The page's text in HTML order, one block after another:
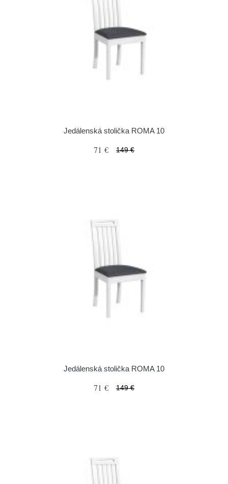
Jedálenská stolička ROMA 10
71 € 149 €
Jedálenská stolička ROMA 10
71 € 149 €